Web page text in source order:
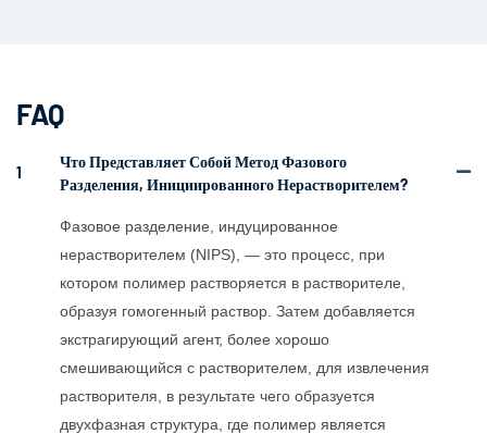
FAQ
1
Что Представляет Собой Метод Фазового
Разделения, Инициированного Нерастворителем?
Фазовое разделение, индуцированное
нерастворителем (NIPS), — это процесс, при
котором полимер растворяется в растворителе,
образуя гомогенный раствор. Затем добавляется
экстрагирующий агент, более хорошо
смешивающийся с растворителем, для извлечения
растворителя, в результате чего образуется
двухфазная структура, где полимер является